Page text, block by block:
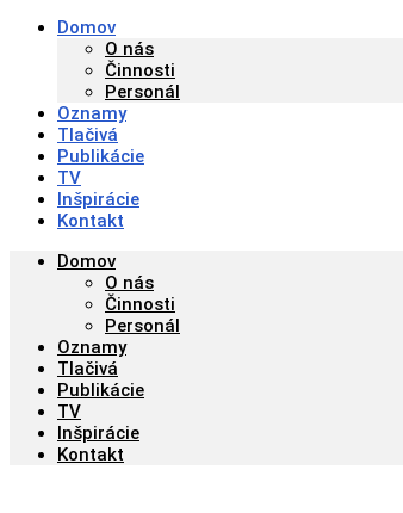
Domov
O nás
Činnosti
Personál
Oznamy
Tlačivá
Publikácie
TV
Inšpirácie
Kontakt
Domov
O nás
Činnosti
Personál
Oznamy
Tlačivá
Publikácie
TV
Inšpirácie
Kontakt